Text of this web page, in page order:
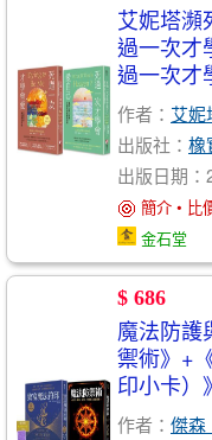
艾妮塔瀕
過一次才
過一次才
作者： 艾妮
出版社： 橡
出版日期
簡介 • 比
金石堂
$ 686
魔法防護
禦術》+
印小卡）》
作者： 傑森